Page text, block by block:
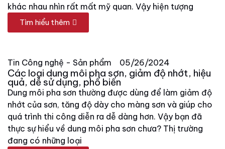
khác nhau nhìn rất mất mỹ quan. Vậy hiện tượng
Tìm hiểu thêm
Tin Công nghệ - Sản phẩm 05/26/2024
Các loại dung môi pha sơn, giảm độ nhớt, hiệu
quả, dễ sử dụng, phổ biến
Dung môi pha sơn thường được dùng để làm giảm độ
nhớt của sơn, tăng độ dày cho màng sơn và giúp cho
quá trình thi công diễn ra dễ dàng hơn. Vậy bạn đã
thực sự hiểu về dung môi pha sơn chưa? Thị trường
đang có những loại